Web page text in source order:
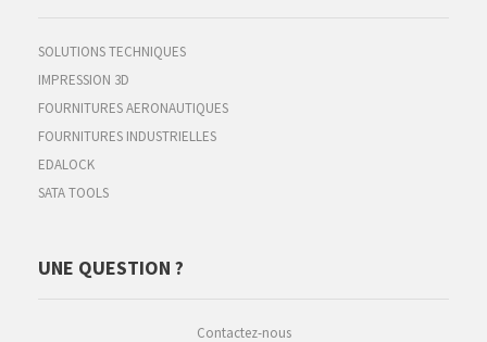
SOLUTIONS TECHNIQUES
IMPRESSION 3D
FOURNITURES AERONAUTIQUES
FOURNITURES INDUSTRIELLES
EDALOCK
SATA TOOLS
UNE QUESTION ?
Contactez-nous